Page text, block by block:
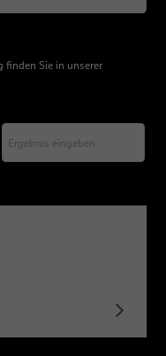
finden Sie in unserer